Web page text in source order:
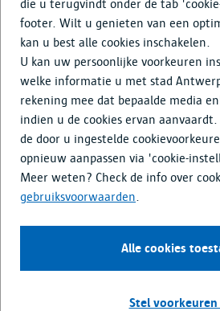
Media & Nieuws
Visie voor
De stad Antwerpen en het district
samen een visie op voor het groen in
De bedoeling van deze visie is om
beschermen, te verbinden en
Waarom dit project?
wil de stad een duurzame
die u terugvindt onder de tab
footer. Wilt u genieten van een
kan u best alle cookies inschakelen.
U kan uw persoonlijke voorkeuren
welke informatie u met stad
rekening mee dat bepaalde media
indien u de cookies ervan
de door u ingestelde
opnieuw aanpassen via 'cookie-
Meer weten? Check de info over
gebruiksvoorwaarden.
Alle cookies
Stel voorkeuren